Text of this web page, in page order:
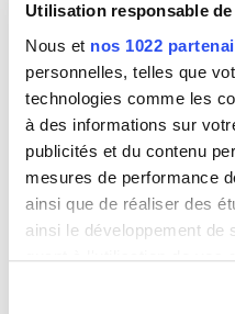
Utilisation responsable
Nous et nos 1022
personnelles, telles que
technologies comme les
à des informations sur
publicités et du contenu
mesures de performance
ainsi que de réaliser des
ainsi le développement de
quant à l'utilisation de vos
moment en consultant la
Représentant-e-s et
Au sein de l'ED 661, les
représentant-e-s élu-e-s à
Nouvelle, les doctorant-e-s
créées par des doctorant-e-s
existe aussi d'autres
de recherche de l'ED. Pour
Ethique, déontologie
L’éthique, la déontologie et
garantir le caractère
correspondantes. Elles